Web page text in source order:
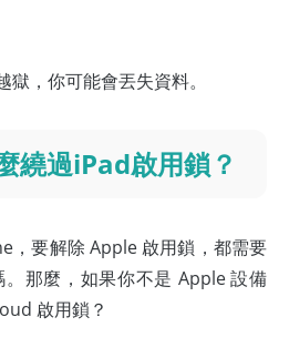
，你可能會丟失資料。
繞過iPad啟用鎖？
，要解除 Apple 啟用鎖，都需要
那麼，如果你不是 Apple 設備
啟用鎖？